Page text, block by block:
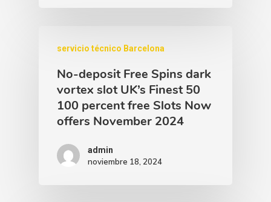
servicio técnico Barcelona
No-deposit Free Spins dark
vortex slot UK’s Finest 50
100 percent free Slots Now
offers November 2024
admin
noviembre 18, 2024